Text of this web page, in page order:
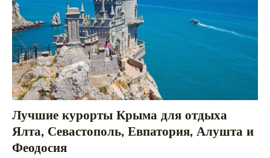
Лучшие курорты Крыма для отдыха
Ялта, Севастополь, Евпатория, Алушта и
Феодосия